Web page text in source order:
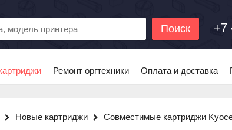
Поиск +7
Ремонт оргтехники Оплата и доставка
Новые картриджи Совместимые картриджи